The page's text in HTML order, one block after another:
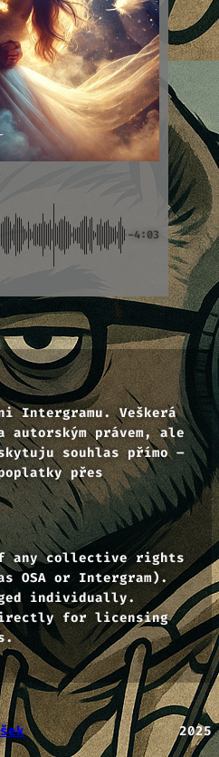
-4:03
Intergramu. Veškerá
autorským právem, ale
souhlas přímo –
přes
any collective rights
OSA or Intergram).
individually.
for licensing
2025